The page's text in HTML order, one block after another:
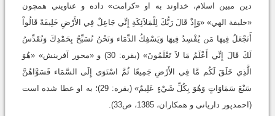
دين مبين اسلام، خداوند به او «كرامت» داده و عناويني همچون
«خليفة‌ الهي» «وَإِذْ قَالَ رَبُّكَ لِلْمَلاَئِكَةِ إِنِّي جَاعِلٌ فِي الأَرْضِ خَلِيفَةً قَالُواْ
أَتَجْعَلُ فِيهَا مَن يُفْسِدُ فِيهَا وَيَسْفِكُ الدِّمَاء وَنَحْنُ نُسَبِّحُ بِحَمْدِكَ وَنُقَدِّسُ
لَكَ قَالَ إِنِّي أَعْلَمُ مَا لاَ تَعْلَمُونَ» (بقره: 30) و «محور آفرينش» «هُوَ
الَّذِي خَلَقَ لَكُم مَّا فِي الأَرْضِ جَمِيعًا ثُمَّ اسْتَوَى إِلَى السَّمَاء فَسَوَّاهُنَّ
سَبْعَ سَمَاوَاتٍ وَهُوَ بِكُلِّ شَيْءٍ عَلِيمٌ» (بقره: 29)؛ به او عطا شده است
(احمدپور داریانی و همكاران، 1385، ص33).